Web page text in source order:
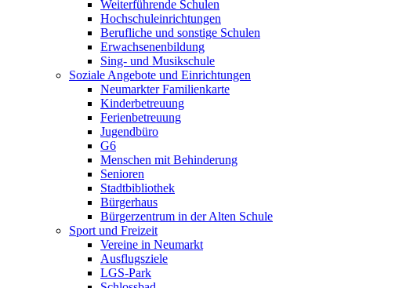
Weiterführende Schulen
Hochschuleinrichtungen
Berufliche und sonstige Schulen
Erwachsenenbildung
Sing- und Musikschule
Soziale Angebote und Einrichtungen
Neumarkter Familienkarte
Kinderbetreuung
Ferienbetreuung
Jugendbüro
G6
Menschen mit Behinderung
Senioren
Stadtbibliothek
Bürgerhaus
Bürgerzentrum in der Alten Schule
Sport und Freizeit
Vereine in Neumarkt
Ausflugsziele
LGS-Park